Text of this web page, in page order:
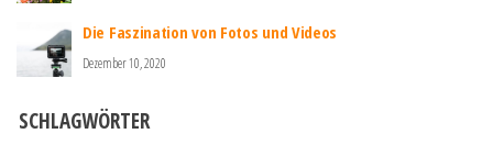
Die Faszination von Fotos und Videos
Dezember 10, 2020
SCHLAGWÖRTER